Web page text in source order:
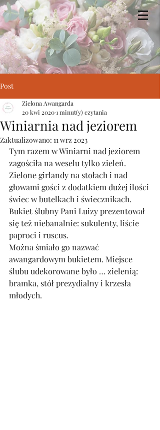
Zielona Awangarda
Post
Winiarnia nad jeziorem
Zielona Awangarda
20 kwi 20201 minut(y) czytania
Zaktualizowano: 11 wrz 2023
Tym razem w Winiarni nad jeziorem
zagościła na weselu tylko zieleń.
Zielone girlandy na stołach i nad
głowami gości z dodatkiem dużej ilości
świec w butelkach i świecznikach.
Bukiet ślubny Pani Luizy prezentował
się też niebanalnie: sukulenty, liście
paproci i ruscus.
Można śmiało go nazwać
awangardowym bukietem. Miejsce
ślubu udekorowane było … zielenią:
bramka, stół prezydialny i krzesła
młodych.